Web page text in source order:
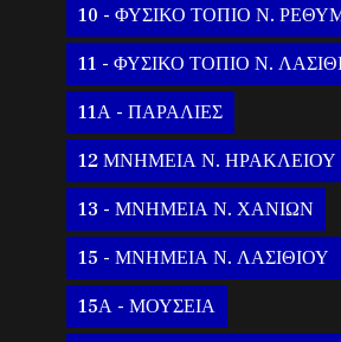
10 - ΦΥΣΙΚΟ ΤΟΠΙΟ Ν.
11 - ΦΥΣΙΚΟ ΤΟΠΙΟ Ν.
11Α - ΠΑΡΑΛΙΕΣ
12 ΜΝΗΜΕΙΑ Ν. ΗΡΑΚΛΕΙΟΥ
13 - ΜΝΗΜΕΙΑ Ν. ΧΑΝΙΩΝ
15 - ΜΝΗΜΕΙΑ Ν. ΛΑΣΙΘΙΟΥ
15Α - ΜΟΥΣΕΙΑ